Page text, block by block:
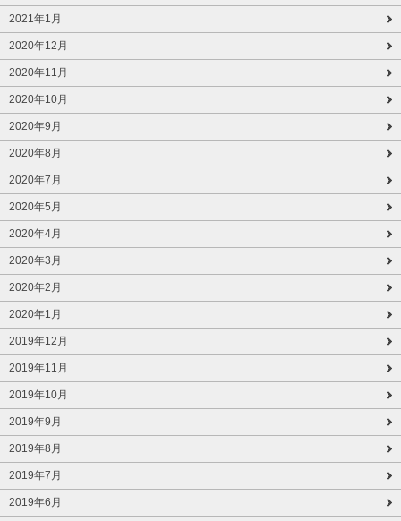
2021年1月
2020年12月
2020年11月
2020年10月
2020年9月
2020年8月
2020年7月
2020年5月
2020年4月
2020年3月
2020年2月
2020年1月
2019年12月
2019年11月
2019年10月
2019年9月
2019年8月
2019年7月
2019年6月